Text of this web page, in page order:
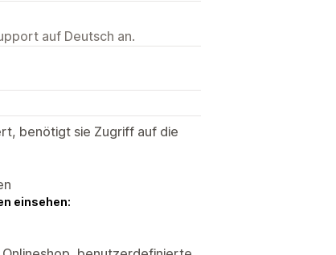
auf Deutsch an.
benötigt sie Zugriff auf die
einsehen: